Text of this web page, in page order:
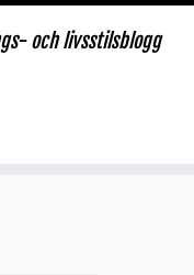
och livsstilsblogg